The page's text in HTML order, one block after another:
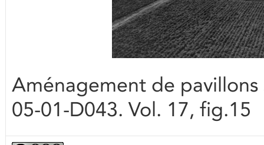
Aménagement de pavillons
05-01-D043. Vol. 17, fig.15